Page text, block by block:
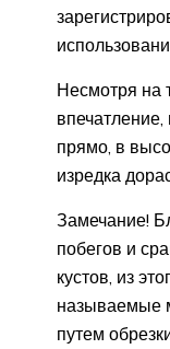
Несмотря на
прямо, в
изредка
Замечание!
побегов и
кустов, из
называемые
путем